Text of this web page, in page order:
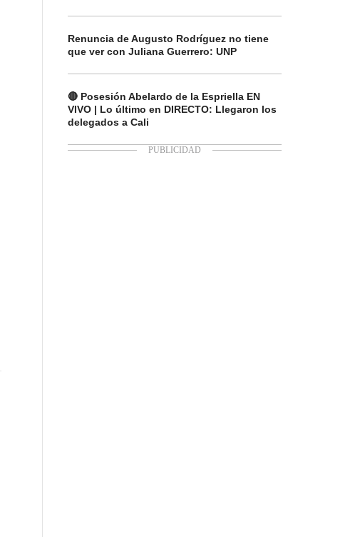
Renuncia de Augusto Rodríguez no tiene
que ver con Juliana Guerrero: UNP
🔴 Posesión Abelardo de la Espriella EN
VIVO | Lo último en DIRECTO: Llegaron los
delegados a Cali